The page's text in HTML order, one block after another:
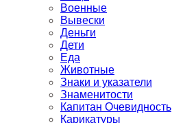
Военные
Вывески
Деньги
Дети
Еда
Животные
Знаки и указатели
Знаменитости
Капитан Очевидность
Карикатуры